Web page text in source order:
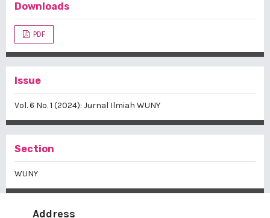
Downloads
PDF
Issue
Vol. 6 No. 1 (2024): Jurnal Ilmiah WUNY
Section
WUNY
Address